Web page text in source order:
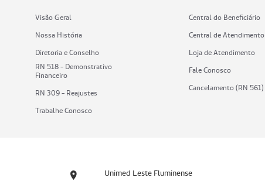
Visão Geral
Nossa História
Diretoria e Conselho
RN 518 - Demonstrativo
Financeiro
RN 309 - Reajustes
Trabalhe Conosco
Central do Beneficiário
Central de Atendimento
Loja de Atendimento
Fale Conosco
Cancelamento (RN 561)
Unimed Leste Fluminense